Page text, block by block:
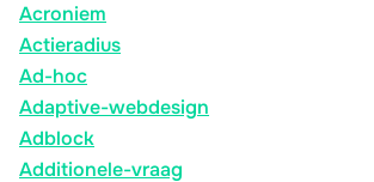
Acroniem
Actieradius
Ad-hoc
Adaptive-webdesign
Adblock
Additionele-vraag